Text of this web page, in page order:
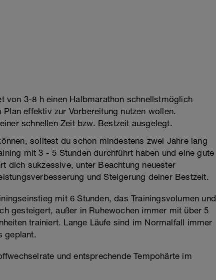
von 3-8 h einen Halbmarathon schnellstmöglich
effektiv zur Vorbereitung nutzen wollen.
schnellen Zeit bzw. Bestzeit ausgelegt.
solltest du schon mindestens zwei Jahre lang
mit 3 - 5 Stunden durchführt haben und eine gute
dich sukzessive, unter Beachtung neuester
und Steigerung deiner Bestzeit.
mit 6 Stunden, das Trainingsvolumen und
gesteigert, außer in Ruhewochen immer mit über 5
trainiert. Lange Läufe sind im Normalfall immer
geplant.
und entsprechende Tempohärte im